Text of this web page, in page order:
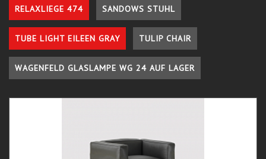
RELAXLIEGE 474 SANDOWS STUHL
TUBE LIGHT EILEEN GRAY TULIP CHAIR
WAGENFELD GLASLAMPE WG 24 AUF LAGER